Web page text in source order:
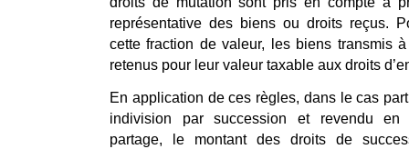
représentative des biens ou droits reçus.
cette fraction de valeur, les biens transmis
retenus pour leur valeur taxable aux droits
En application de ces règles, dans le cas
indivision par succession et revendu en
partage, le montant des droits de